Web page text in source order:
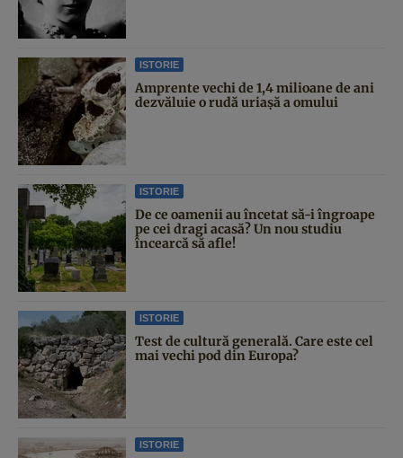
ISTORIE
Amprente vechi de 1,4 milioane de ani
dezvăluie o rudă uriașă a omului
ISTORIE
De ce oamenii au încetat să-i îngroape
pe cei dragi acasă? Un nou studiu
încearcă să afle!
ISTORIE
Test de cultură generală. Care este cel
mai vechi pod din Europa?
ISTORIE